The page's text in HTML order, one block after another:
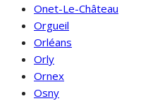
Onet-Le-Château
Orgueil
Orléans
Orly
Ornex
Osny